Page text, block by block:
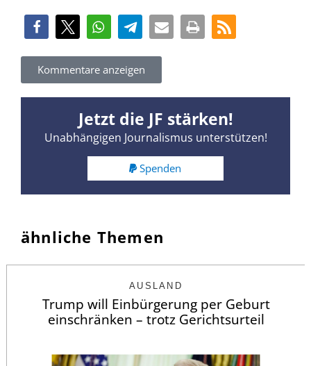
Kommentare anzeigen
Jetzt die JF stärken!
Unabhängigen Journalismus unterstützen!
Spenden
ähnliche Themen
AUSLAND
Trump will Einbürgerung per Geburt
einschränken – trotz Gerichtsurteil